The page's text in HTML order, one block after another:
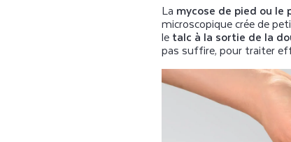
La mycose de pied ou le
microscopique crée de
le talc à la sortie de la
pas suffire, pour traiter